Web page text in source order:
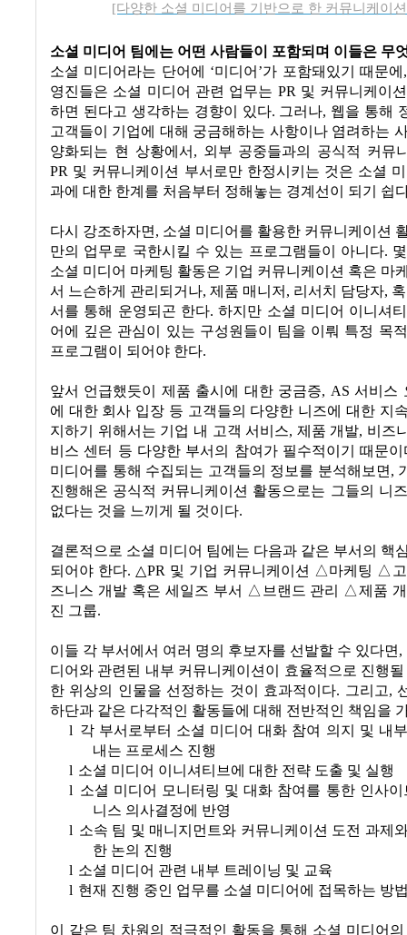
[다양한 소셜 미디어를 기반으로 한 커뮤니케이
소셜 미디어 팀에는 어떤 사람들이 포함되며 이들은 무
소셜 미디어라는 단어에 ‘미디어 ’가 포함돼있기 때문에
영진들은 소셜 미디어 관련 업무는 PR 및 커뮤니케이
하면 된다고 생각하는 경향이 있다. 그러나, 웹을 통해
고객들이 기업에 대해 궁금해하는 사항이나 염려하는
양화되는 현 상황에서 , 외부 공중들과의 공식적 커뮤
PR 및 커뮤니케이션 부서로만 한정시키는 것은 소셜
과에 대한 한계를 처음부터 정해놓는 경계선이 되기 쉽
다시 강조하자면, 소셜 미디어를 활용한 커뮤니케이션
만의 업무로 국한시킬 수 있는 프로그램들이 아니다.
소셜 미디어 마케팅 활동은 기업 커뮤니케이션 혹은 마
서 느슨하게 관리되거나, 제품 매니저 , 리서치 담당자,
서를 통해 운영되곤 한다.하지만 소셜 미디어 이니셔
어에 깊은 관심이 있는 구성원들이 팀을 이뤄 특정 목
프로그램이 되어야 한다.
앞서 언급했듯이 제품 출시에 대한 궁금증, AS서비스
에 대한 회사 입장 등 고객들의 다양한 니즈에 대한 지
지하기 위해서는 기업 내 고객 서비스, 제품 개발, 비즈
비스 센터 등 다양한 부서의 참여가 필수적이기 때문이
미디어를 통해 수집되는 고객들의 정보를 분석해보면,
진행해온 공식적 커뮤니케이션 활동으로는 그들의 니
없다는 것을 느끼게 될 것이다.
결론적으로 소셜 미디어 팀에는 다음과 같은 부서의 핵
되어야 한다. △PR 및 기업 커뮤니케이션 △마케팅 △
즈니스 개발 혹은 세일즈 부서 △브랜드 관리 △제품
진 그룹.
이들 각 부서에서 여러 명의 후보자를 선발할 수 있다면,
디어와 관련된 내부 커뮤니케이션이 효율적으로 진행
한 위상의 인물을 선정하는 것이 효과적이다. 그리고,
하단과 같은 다각적인 활동들에 대해 전반적인 책임을
l 각 부서로부터 소셜 미디어 대화 참여 의지 및 내
내는 프로세스 진행
l 소셜 미디어 이니셔티브에 대한 전략 도출 및 실행
l 소셜 미디어 모니터링 및 대화 참여를 통한 인사
니스 의사결정에 반영
l 소속 팀 및 매니지먼트와 커뮤니케이션 도전 과제
한 논의 진행
l 소셜 미디어 관련 내부 트레이닝 및 교육
l 현재 진행 중인 업무를 소셜 미디어에 접목하는 방
이 같은 팀 차원의 적극적인 활동을 통해 소셜 미디어